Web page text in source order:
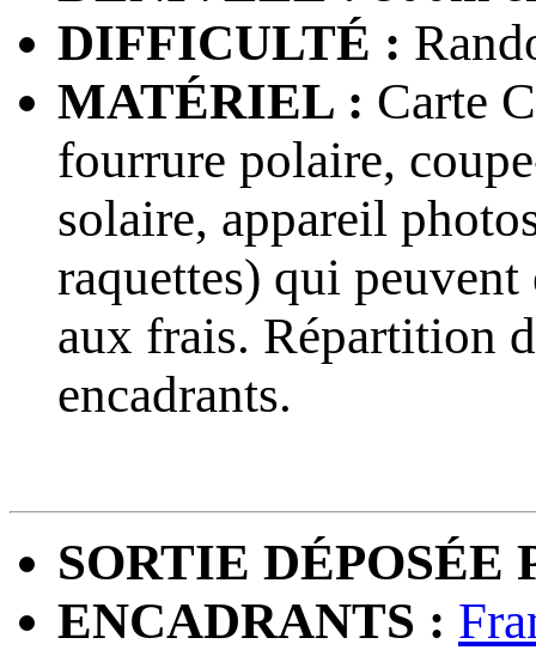
DIFFICULTÉ :
MATÉRIEL : Carte
fourrure polaire,
solaire, appareil
raquettes) qui
aux frais. Répartition
encadrants.
SORTIE DÉPOSÉE
ENCADRANTS :